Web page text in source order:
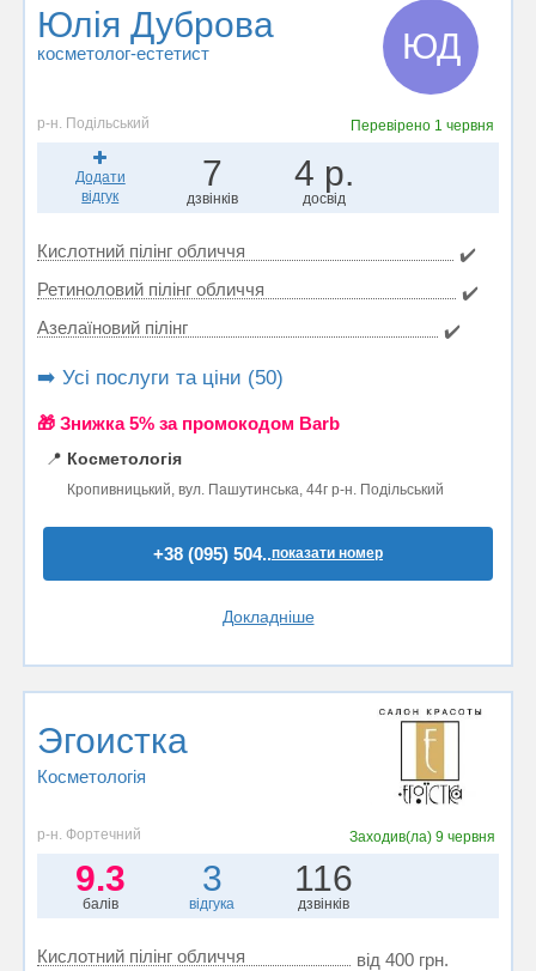
Юлія Дуброва
косметолог-естетист ЮД
р-н. Подільський Перевірено 1 червня
Додати
відгук
7
дзвінків
4 р.
досвід
Кислотний пілінг обличчя
✔️
Ретиноловий пілінг обличчя
✔️
Азелаїновий пілінг
✔️
➡️ Усі послуги та ціни (50)
🎁 Знижка 5% за промокодом Barb
📍 Косметологія
Кропивницький, вул. Пашутинська, 44г р-н. Подільський
+38 (095) 504..показати номер
Докладніше
Эгоистка
Косметологія
р-н. Фортечний Заходив(ла) 9 червня
9.3
балів
3
відгука
116
дзвінків
Кислотний пілінг обличчя від 400 грн.